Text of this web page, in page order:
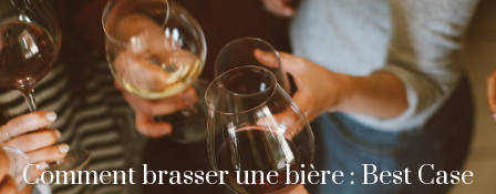
Comment brasser une bière : Best Case